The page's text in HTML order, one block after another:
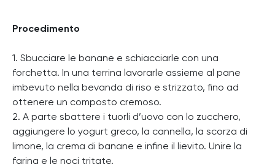
Procedimento
1. Sbucciare le banane e schiacciarle con una
forchetta. In una terrina lavorarle assieme al pane
imbevuto nella bevanda di riso e strizzato, fino ad
ottenere un composto cremoso.
2. A parte sbattere i tuorli d’uovo con lo zucchero,
aggiungere lo yogurt greco, la cannella, la scorza di
limone, la crema di banane e infine il lievito. Unire la
farina e le noci tritate.